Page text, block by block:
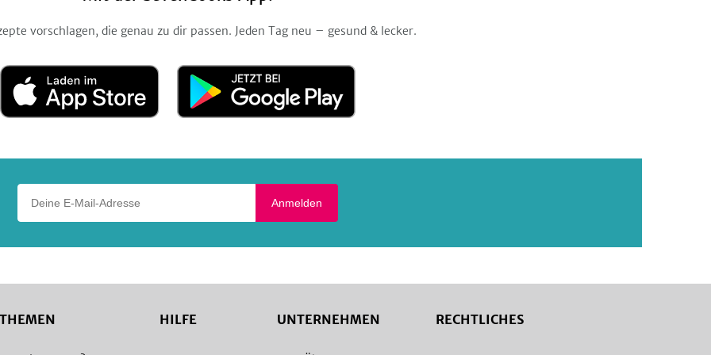
vorschlagen, die genau zu dir passen. Jeden Tag neu – gesund & lecker.
Laden
im
App
Jetzt
Google
Anmelden
THEMEN HILFE UNTERNEHMEN RECHTLICHES